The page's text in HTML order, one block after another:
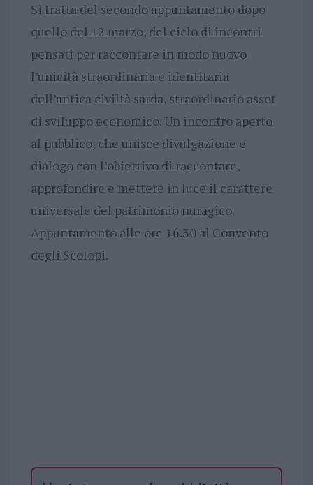
Si tratta del secondo appuntamento dopo
quello del 12 marzo, del ciclo di incontri
pensati per raccontare in modo nuovo
l’unicità straordinaria e identitaria
dell’antica civiltà sarda, straordinario asset
di sviluppo economico. Un incontro aperto
al pubblico, che unisce divulgazione e
dialogo con l’obiettivo di raccontare,
approfondire e mettere in luce il carattere
universale del patrimonio nuragico.
Appuntamento alle ore 16.30 al Convento
degli Scolopi.